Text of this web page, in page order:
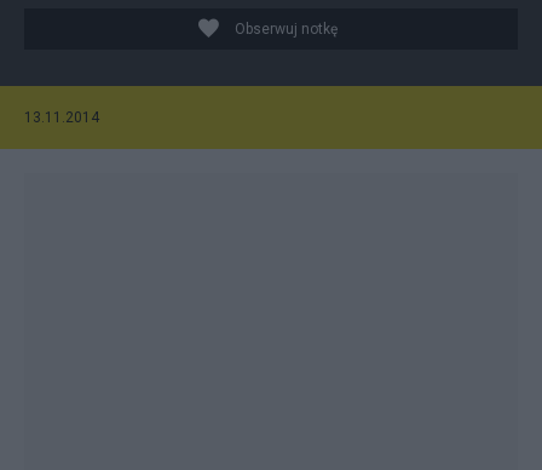
Obserwuj notkę
13.11.2014